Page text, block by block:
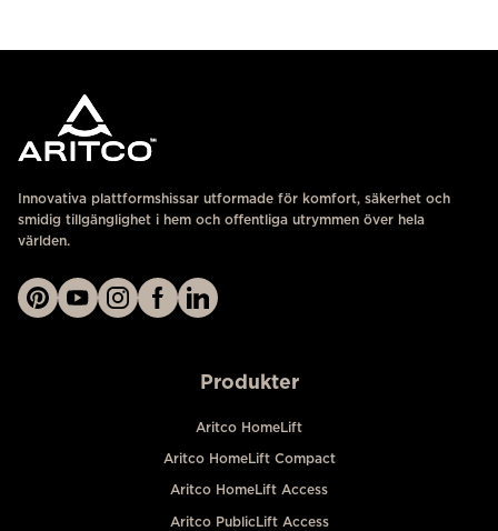
Innovativa plattformshissar utformade för komfort, säkerhet och
smidig tillgänglighet i hem och offentliga utrymmen över hela
världen.
Produkter
Aritco HomeLift
Aritco HomeLift Compact
Aritco HomeLift Access
Aritco PublicLift Access